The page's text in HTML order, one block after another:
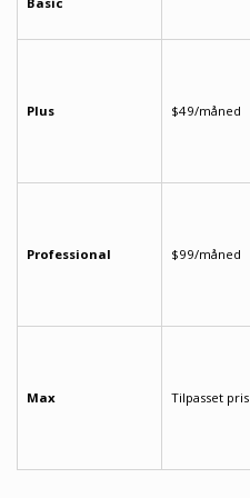
Plus $49/måned
Professional $99/måned
Max Tilpasset pris